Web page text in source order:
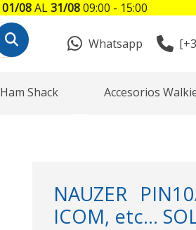
Whatsapp
Ham Shack Accesorios
NAUZER
ICOM, etc...
01/08AL31/0809:00 - 15:00